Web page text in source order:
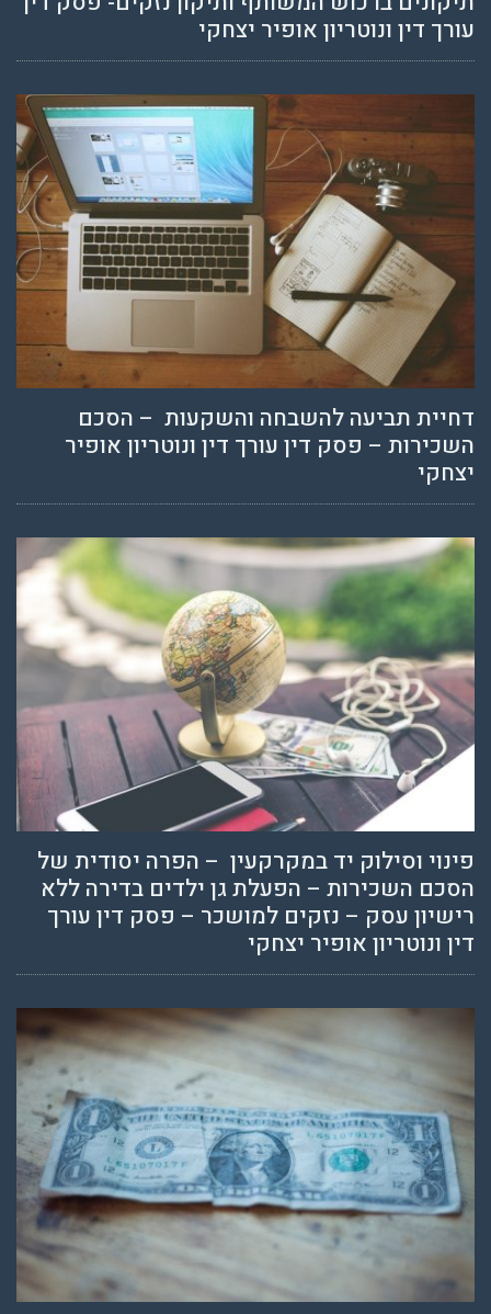
עורך דין ונוטריון אופיר יצחקי
דחיית תביעה להשבחה והשקעות – הסכם
השכירות – פסק דין עורך דין ונוטריון אופיר
יצחקי
פינוי וסילוק יד במקרקעין – הפרה יסודית של
הסכם השכירות – הפעלת גן ילדים בדירה ללא
רישיון עסק – נזקים למושכר – פסק דין עורך
דין ונוטריון אופיר יצחקי